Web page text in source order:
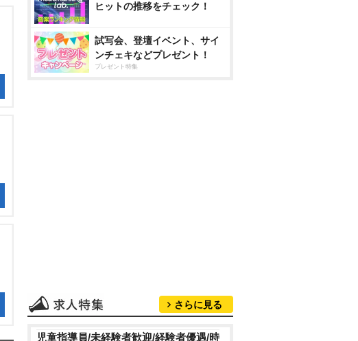
ヒットの推移をチェック！
試写会、登壇イベント、サイ
ンチェキなどプレゼント！
プレゼント特集
さらに見る
児童指導員/未経験者歓迎/経験者優遇/時